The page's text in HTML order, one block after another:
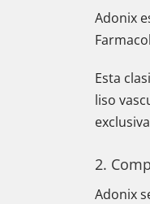
Adonix
Esta
liso
2.
Adonix